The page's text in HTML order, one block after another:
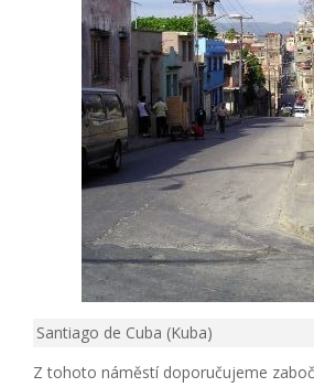
Santiago de Cuba (Kuba)
Z tohoto náměstí doporučujeme